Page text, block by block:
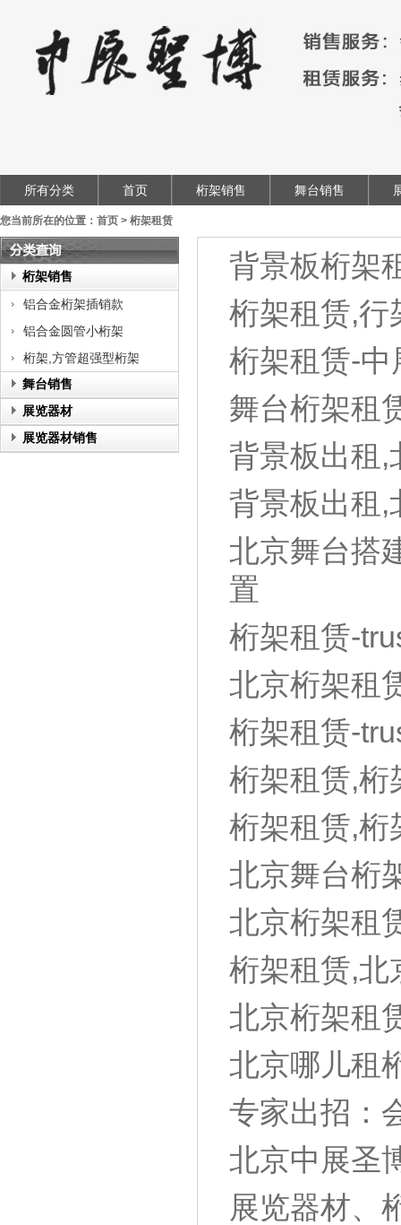
所有分类 首页 桁架销售 舞台销售
您当前所在的位置： 首页 > 桁架租赁
桁架销售
铝合金桁架插销款
铝合金圆管小桁架
桁架,方管超强型桁架
舞台销售
展览器材
展览器材销售
背景板桁架
桁架租赁,行
桁架租赁-
舞台桁架租
背景板出租,
背景板出租,
北京舞台搭
置
桁架租赁-
北京桁架租
桁架租赁-
桁架租赁,桁
桁架租赁,桁
北京舞台桁
北京桁架租
桁架租赁,北
北京桁架租
北京哪儿租
专家出招：
北京中展圣
展览器材、